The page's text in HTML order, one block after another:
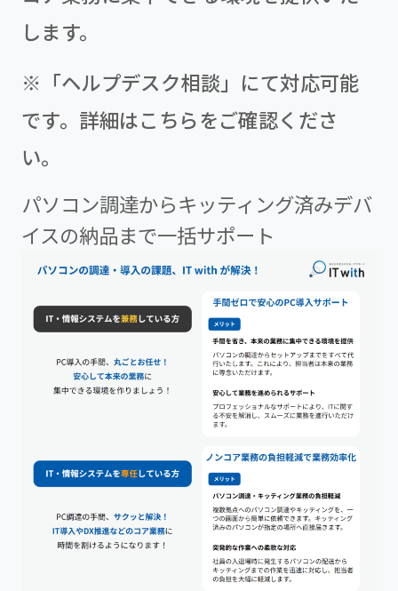
します。
※「ヘルプデスク相談」にて対応可能
です。詳細はこちらをご確認くださ
い。
パソコン調達からキッティング済みデバ
イスの納品まで一括サポート